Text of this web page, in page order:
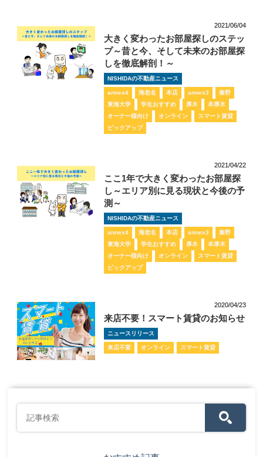
2021/06/04
大きく変わったお部屋探しのステッ
プ～昔と今、そして未来のお部屋探
しを徹底解剖！～
NISHIDAの不動産ニュース
annex4 海老名 本店 annex3
秦野
東海大学
学生おすすめ 厚木
本厚木
オーナー様向け
オンライン
スマート賃貸
ピックアップ
2021/04/22
ここ1年で大きく変わったお部屋探
し～エリア別に見る現状と今後の予
測～
NISHIDAの不動産ニュース
annex4 海老名 本店 annex3
秦野
東海大学
学生おすすめ 厚木
本厚木
オーナー様向け
オンライン
スマート賃貸
ピックアップ
2020/04/23
来店不要！スマート賃貸のお知らせ
ニュースリリース
来店不要 オンライン スマート賃貸